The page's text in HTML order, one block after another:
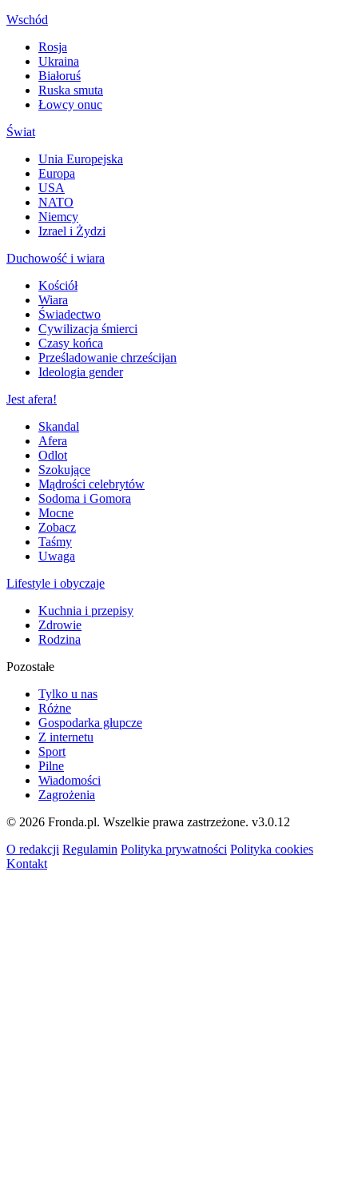
Wschód
Rosja
Ukraina
Białoruś
Ruska smuta
Łowcy onuc
Świat
Unia Europejska
Europa
USA
NATO
Niemcy
Izrael i Żydzi
Duchowość i wiara
Kościół
Wiara
Świadectwo
Cywilizacja śmierci
Czasy końca
Prześladowanie chrześcijan
Ideologia gender
Jest afera!
Skandal
Afera
Odlot
Szokujące
Mądrości celebrytów
Sodoma i Gomora
Mocne
Zobacz
Taśmy
Uwaga
Lifestyle i obyczaje
Kuchnia i przepisy
Zdrowie
Rodzina
Pozostałe
Tylko u nas
Różne
Gospodarka głupcze
Z internetu
Sport
Pilne
Wiadomości
Zagrożenia
© 2026 Fronda.pl. Wszelkie prawa zastrzeżone. v3.0.12
O redakcji Regulamin Polityka prywatności Polityka cookies
Kontakt